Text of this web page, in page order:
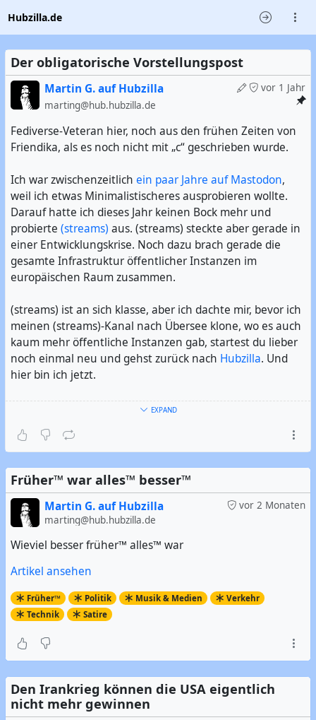
Hubzilla.de
Der obligatorische Vorstellungspost
vor 1 Jahr
Martin G. auf Hubzilla
marting@hub.hubzilla.de
Fediverse-Veteran hier, noch aus den frühen Zeiten von
Friendika, als es noch nicht mit „c“ geschrieben wurde.
Ich war zwischenzeitlich ein paar Jahre auf Mastodon,
weil ich etwas Minimalistischeres ausprobieren wollte.
Darauf hatte ich dieses Jahr keinen Bock mehr und
probierte (streams) aus. (streams) steckte aber gerade in
einer Entwicklungskrise. Noch dazu brach gerade die
gesamte Infrastruktur öffentlicher Instanzen im
europäischen Raum zusammen.
(streams) ist an sich klasse, aber ich dachte mir, bevor ich
meinen (streams)-Kanal nach Übersee klone, wo es auch
kaum mehr öffentliche Instanzen gab, startest du lieber
noch einmal neu und gehst zurück nach Hubzilla. Und
hier bin ich jetzt.
Ich bin Exilfehmaraner, der jetzt im Süden Hamburgs
Und ich mag es offensichtlicherweise, wenn es frei,
quelloffen, dezentral, aber trotzdem leistungsfähig ist. Im
übrigen bin ich seit 2006 überwiegender Linuxer.
# Vorstellung#Linux#GNU/Linux Freie Software #Open
Source #FOSS#FLOSS#Fehmarn
#Norddeutsch
EXPAND
Früher™ war alles™ besser™
vor 2 Monaten
Martin G. auf Hubzilla
marting@hub.hubzilla.de
Wieviel besser früher™ alles™ war
Artikel ansehen
Früher™ Politik Musik & Medien
Verkehr
Technik
Satire
Den Irankrieg können die USA eigentlich
nicht mehr gewinnen